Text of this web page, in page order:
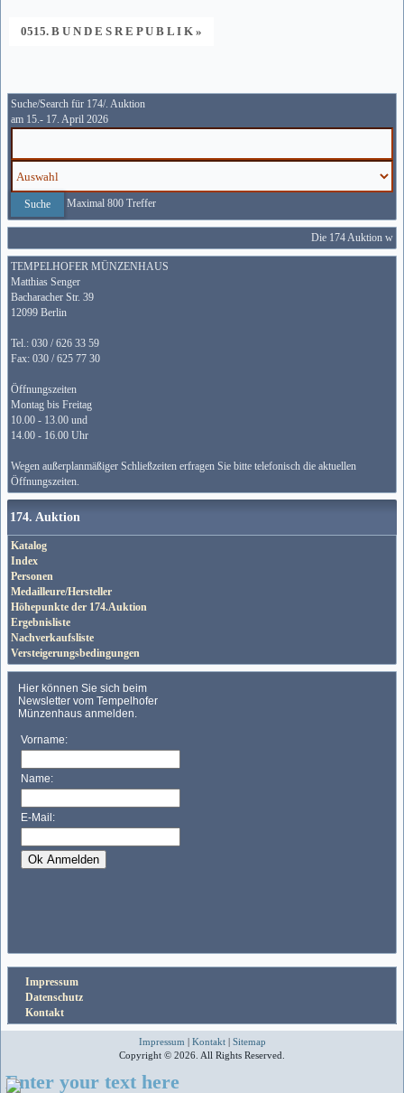
0515. B U N D E S R E P U B L I K »
Suche/Search für 174/. Auktion
am 15.- 17. April 2026
Maximal 800 Treffer
Die 174 Auktion
TEMPELHOFER MÜNZENHAUS
Matthias Senger
Bacharacher Str. 39
12099 Berlin
Tel.: 030 / 626 33 59
Fax: 030 / 625 77 30
Öffnungszeiten
Montag bis Freitag
10.00 - 13.00 und
14.00 - 16.00 Uhr
Wegen außerplanmäßiger Schließzeiten erfragen Sie bitte telefonisch die aktuellen
Öffnungszeiten.
174. Auktion
Katalog
Index
Personen
Medailleure/Hersteller
Höhepunkte der 174.Auktion
Ergebnisliste
Nachverkaufsliste
Versteigerungsbedingungen
Impressum
Datenschutz
Kontakt
Impressum | Kontakt| Sitemap
Copyright © 2026. All Rights Reserved.
Enter your text here